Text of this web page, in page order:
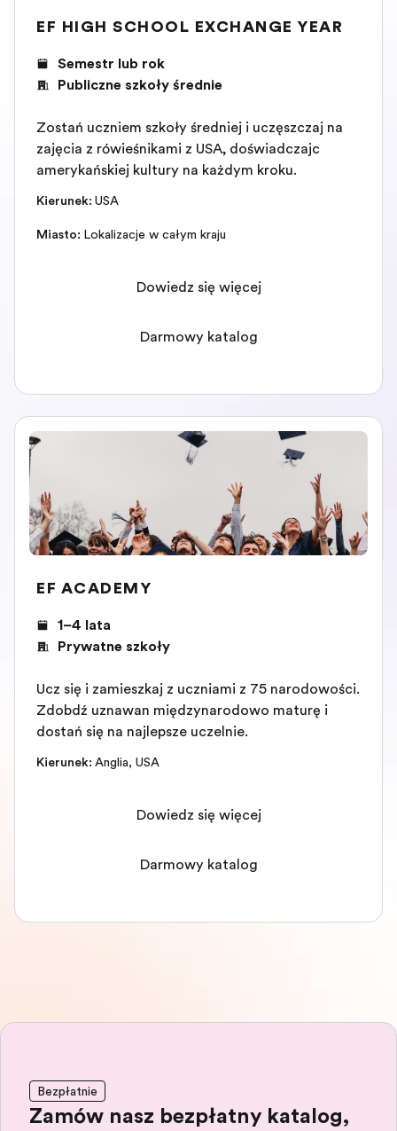
EF HIGH SCHOOL EXCHANGE YEAR
Semestr lub rok
Publiczne szkoły średnie
Zostań uczniem szkoły średniej i uczęszczaj na
zajęcia z rówieśnikami z USA, doświadczając
amerykańskiej kultury na każdym kroku.
Kierunek: USA
Miasto: Lokalizacje w całym kraju
Dowiedz się więcej
Darmowy katalog
EF ACADEMY
1–4 lata
Prywatne szkoły
Ucz się i zamieszkaj z uczniami z 75 narodowości.
Zdobądź uznawaną międzynarodowo maturę i
dostań się na najlepsze uczelnie.
Kierunek: Anglia, USA
Dowiedz się więcej
Darmowy katalog
Bezpłatnie
Zamów nasz bezpłatny katalog,